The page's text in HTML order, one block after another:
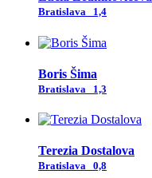
Bratislava 1,4
Boris Šima
Bratislava 1,3
Terezia Dostalova
Bratislava 0,8